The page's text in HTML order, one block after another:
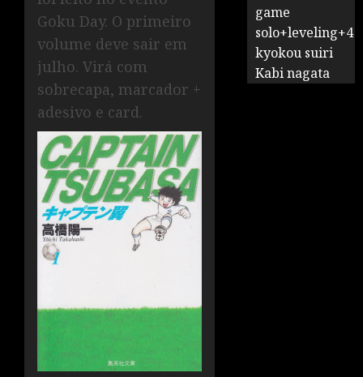
Goku Day. O primeiro
volume deve sair em
julho. Virá com
sobrecapa, marcador +
adesivo e card.
game
solo+leveling+4
kyokou suiri
Kabi nagata